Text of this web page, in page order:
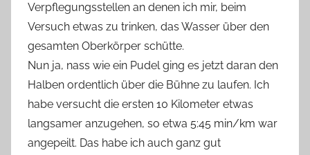
Verpflegungsstellen an denen ich mir, beim
Versuch etwas zu trinken, das Wasser über den
gesamten Oberkörper schütte.
Nun ja, nass wie ein Pudel ging es jetzt daran den
Halben ordentlich über die Bühne zu laufen. Ich
habe versucht die ersten 10 Kilometer etwas
langsamer anzugehen, so etwa 5:45 min/km war
angepeilt. Das habe ich auch ganz gut